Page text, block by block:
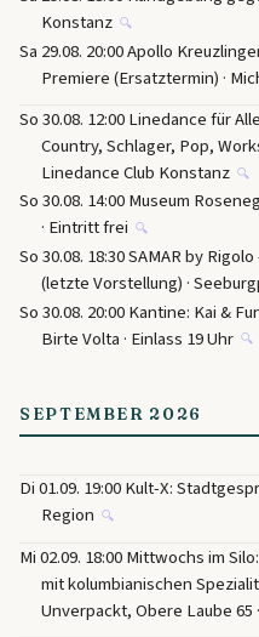
Konstanz 🔍
Sa 29.08. 20:00 Apollo
Premiere (Ersatztermin) ·
So 30.08. 12:00 Linedance für
Country, Schlager, Pop,
Linedance Club Konstanz 🔍
So 30.08. 14:00 Museum
· Eintritt frei 🔍
So 30.08. 18:30 SAMAR by
(letzte Vorstellung) ·
So 30.08. 20:00 Kantine: Kai &
Birte Volta · Einlass 19 Uhr 🔍
SEPTEMBER 2026
Di 01.09. 19:00 Kult-X:
Region 🔍
Mi 02.09. 18:00 Mittwochs im
mit kolumbianischen
Unverpackt, Obere Laube 65